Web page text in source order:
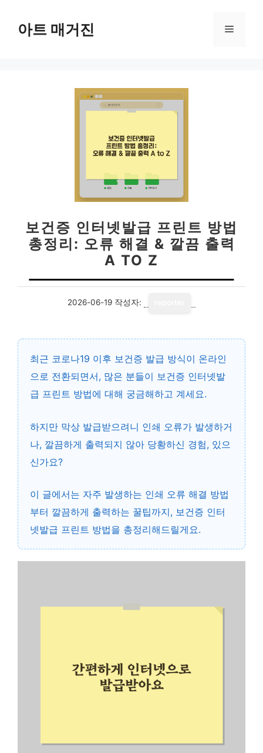
아트 매거진 메
보건증 인터넷발급 프린트 방법
총정리: 오류 해결 & 깔끔 출력
A TO Z
2026-06-19 작성자:
최근 코로나19 이후 보건증 발급 방식이 온라인
으로 전환되면서, 많은 분들이 보건증 인터넷발
급 프린트 방법에 대해 궁금해하고 계세요.
하지만 막상 발급받으려니 인쇄 오류가 발생하거
나, 깔끔하게 출력되지 않아 당황하신 경험, 있으
신가요?
이 글에서는 자주 발생하는 인쇄 오류 해결 방법
부터 깔끔하게 출력하는 꿀팁까지, 보건증 인터
넷발급 프린트 방법을 총정리해드릴게요.